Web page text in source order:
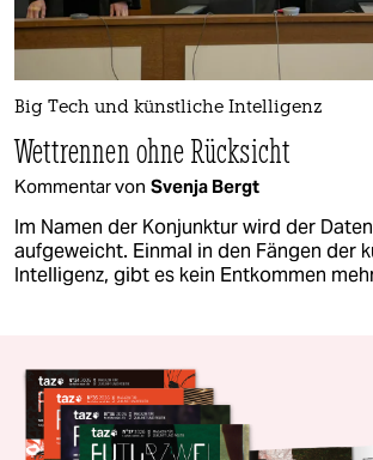
Big Tech und künstliche Intelligenz
Wettrennen ohne Rücksicht
Kommentar von Svenja Bergt
Im Namen der Konjunktur wird der
aufgeweicht. Einmal in den Fängen der
Intelligenz, gibt es kein Entkommen